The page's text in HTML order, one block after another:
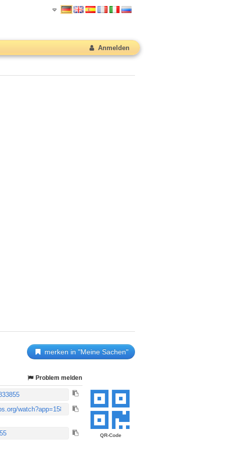
Anmelden
merken in "Meine Sachen"
QR-Code
Problem melden